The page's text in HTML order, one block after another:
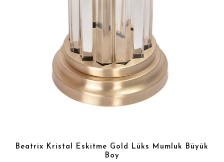
Beatrix Kristal Eskitme Gold Lüks Mumluk Büyük
Boy